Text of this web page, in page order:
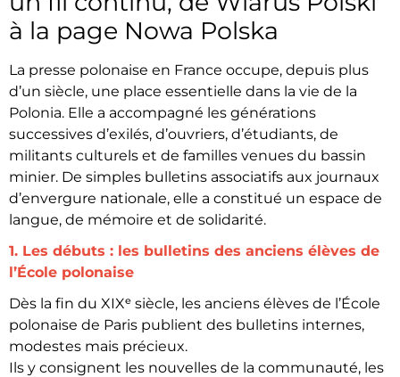
à la page Nowa Polska
La presse polonaise en France occupe, depuis plus
d’un siècle, une place essentielle dans la vie de la
Polonia. Elle a accompagné les générations
successives d’exilés, d’ouvriers, d’étudiants, de
militants culturels et de familles venues du bassin
minier. De simples bulletins associatifs aux journaux
d’envergure nationale, elle a constitué un espace de
langue, de mémoire et de solidarité.
1. Les débuts : les bulletins des anciens élèves de
l’École polonaise
Dès la fin du XIXᵉ siècle, les anciens élèves de l’École
polonaise de Paris publient des bulletins internes,
modestes mais précieux.
Ils y consignent les nouvelles de la communauté, les